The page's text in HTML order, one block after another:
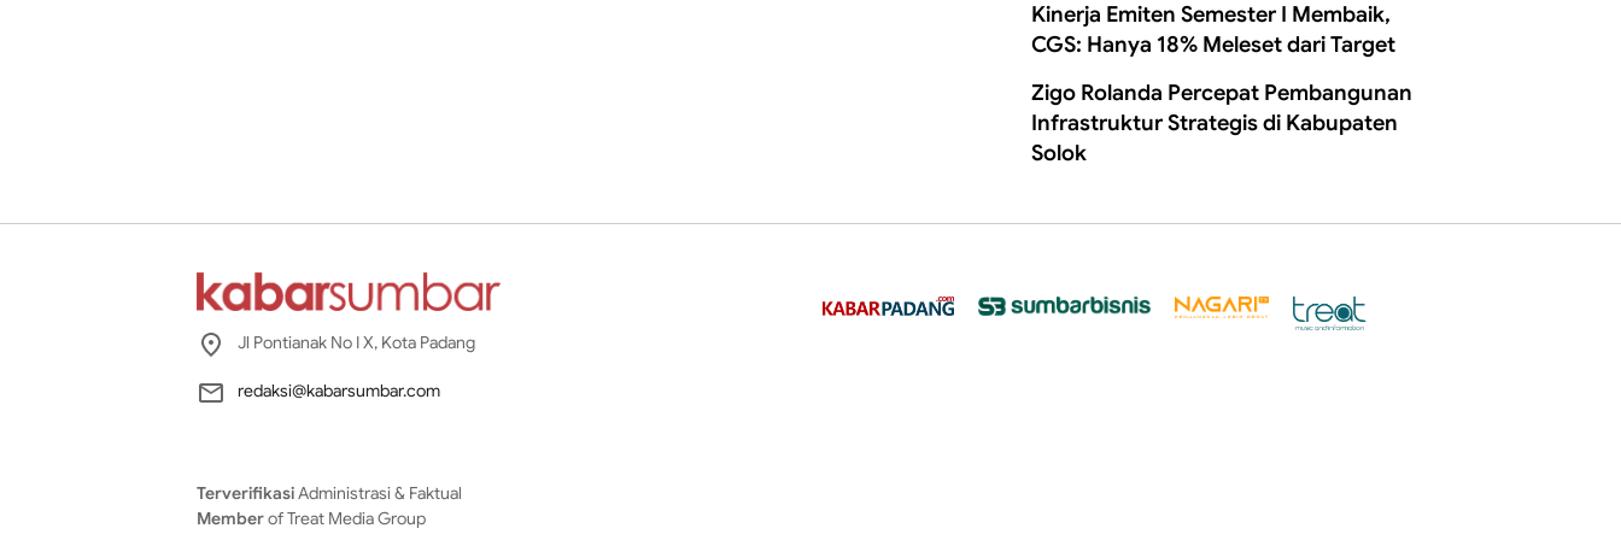
Kinerja Emiten Semester I Membaik,
CGS: Hanya 18% Meleset dari Target
Zigo Rolanda Percepat Pembangunan
Infrastruktur Strategis di Kabupaten
Solok
Jl Pontianak No I X, Kota Padang
redaksi@kabarsumbar.com
TerverifikasiAdministrasi & Faktual
Memberof Treat Media Group